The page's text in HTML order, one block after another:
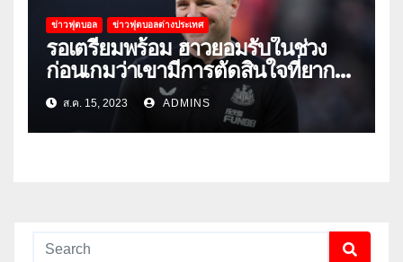
ข่าวฟุตบอล ข่าวฟุตบอลต่างประเทศ
รอเตรียมพร้อม ฮาวยอมรับในช่วง
ก่อนเกมว่าเขามีการตัดสินใจที่ยาก
ลำบาก
ส.ค. 15, 2023 ADMINS